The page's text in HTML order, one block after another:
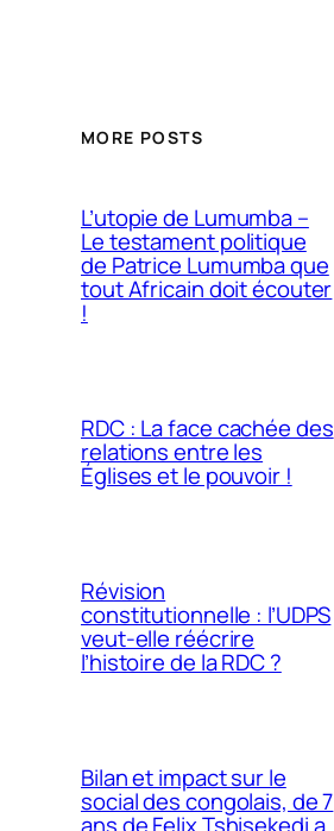
MORE POSTS
L’utopie de Lumumba –
Le testament politique
de Patrice Lumumba que
tout Africain doit écouter
!
RDC : La face cachée des
relations entre les
Églises et le pouvoir !
Révision
constitutionnelle : l’UDPS
veut-elle réécrire
l’histoire de la RDC ?
Bilan et impact sur le
social des congolais, de 7
ans de Felix Tshisekedi a